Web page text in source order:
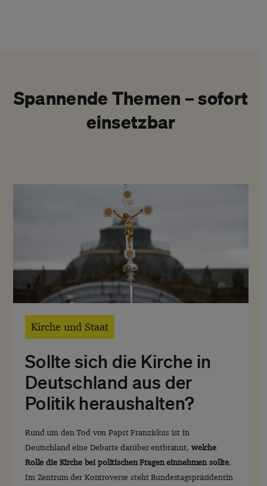
Spannende Themen – sofort
einsetzbar
Kirche und Staat
Sollte sich die Kirche in
Deutschland aus der
Politik heraushalten?
Rund um den Tod von Papst Franziskus ist in
Deutschland eine Debatte darüber entbrannt, welche
Rolle die Kirche bei politischen Fragen einnehmen sollte.
Im Zentrum der Kontroverse steht Bundestagspräsidentin